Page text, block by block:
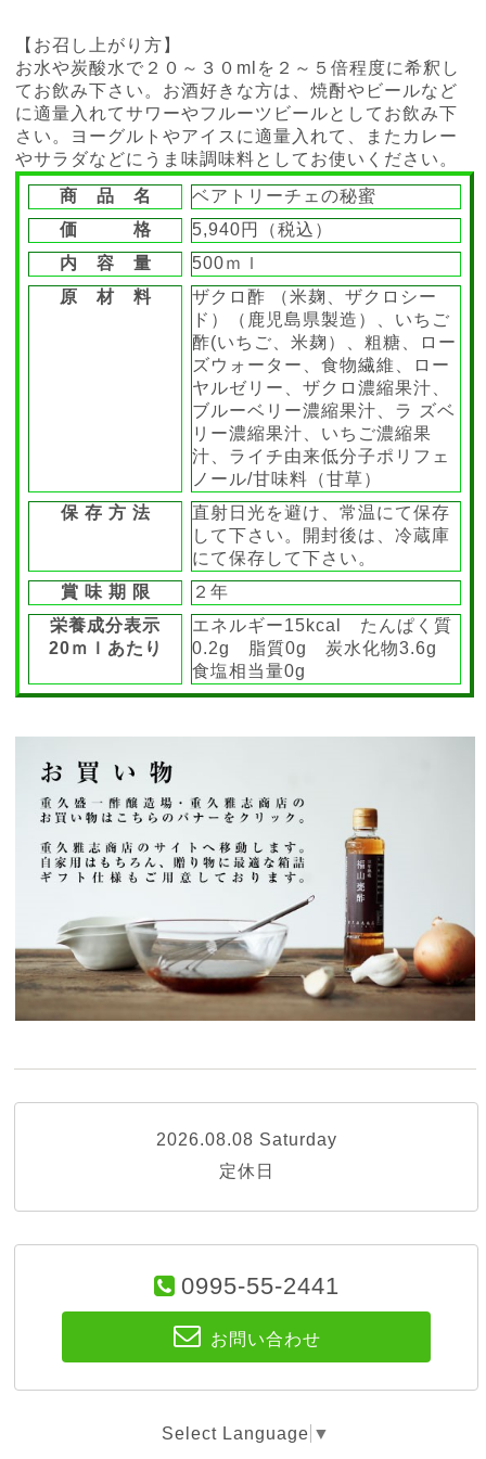
【お召し上がり方】
お水や炭酸水で２０～３０mlを２～５倍程度に希釈し
てお飲み下さい。お酒好きな方は、焼酎やビールなど
に適量入れてサワーやフルーツビールとしてお飲み下
さい。ヨーグルトやアイスに適量入れて、またカレー
やサラダなどにうま味調味料としてお使いください。
商 品 名
ベアトリーチェの秘蜜
価 格
5,940円（税込）
内 容 量
500ｍｌ
原 材 料
ザクロ酢 （米麹、ザクロシー
ド）（鹿児島県製造）、いちご
酢(いちご、米麹）、粗糖、ロー
ズウォーター、食物繊維、ロー
ヤルゼリー、ザクロ濃縮果汁、
ブルーベリー濃縮果汁、ラ ズベ
リー濃縮果汁、いちご濃縮果
汁、ライチ由来低分子ポリフェ
ノール/甘味料（甘草）
保 存 方 法
直射日光を避け、常温にて保存
して下さい。開封後は、冷蔵庫
にて保存して下さい。
賞 味 期 限
２年
栄養成分表示
20ｍｌあたり
エネルギー15kcal たんぱく質
0.2g 脂質0g 炭水化物3.6g
食塩相当量0g
2026.08.08 Saturday
定休日
0995-55-2441
お問い合わせ
Select Language ▼